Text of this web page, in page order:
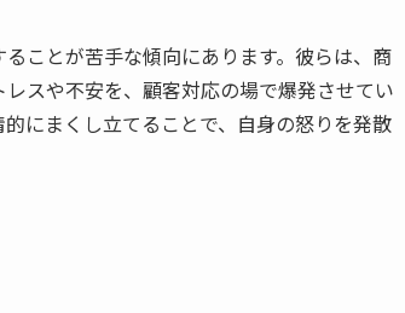
ことが苦手な傾向にあります。彼らは、商
スや不安を、顧客対応の場で爆発させてい
にまくし立てることで、自身の怒りを発散